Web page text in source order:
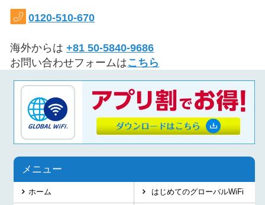
0120-510-670
海外からは+81 50-5840-9686
お問い合わせフォームはこちら
メニュー
ホーム はじめてのグローバルWiFi